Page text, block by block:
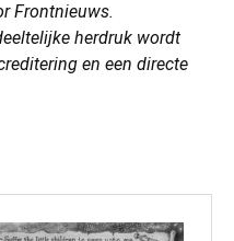
Frontnieuws.
herdruk wordt
en een directe